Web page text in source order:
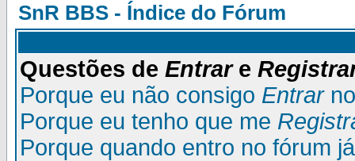
SnR BBS - Índice do Fórum
Questões de Entrare
Porque eu não consigo Entrar
Porque eu tenho que me
Porque quando entro no fórum